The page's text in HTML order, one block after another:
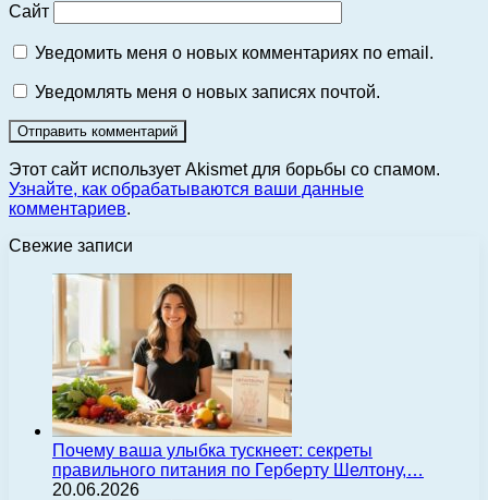
Сайт
Уведомить меня о новых комментариях по email.
Уведомлять меня о новых записях почтой.
Этот сайт использует Akismet для борьбы со спамом.
Узнайте, как обрабатываются ваши данные
комментариев.
Свежие записи
Почему ваша улыбка тускнеет: секреты
правильного питания по Герберту Шелтону,…
20.06.2026